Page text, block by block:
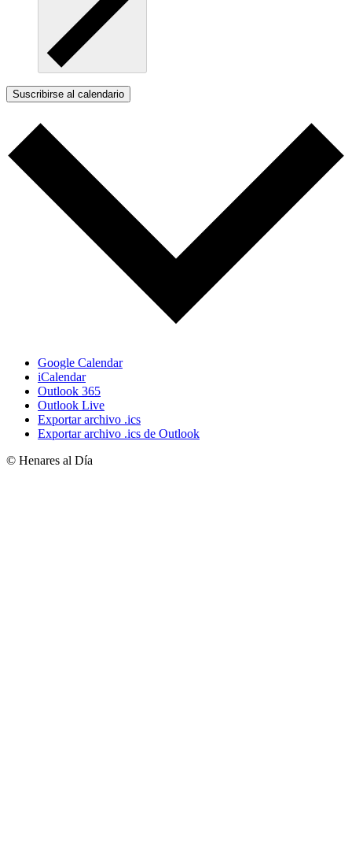
Suscribirse al calendario
Google Calendar
iCalendar
Outlook 365
Outlook Live
Exportar archivo .ics
Exportar archivo .ics de Outlook
© Henares al Día